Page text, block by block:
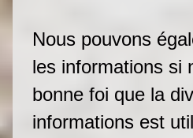
Nous pouvons
les informations si
bonne foi que la
informations est